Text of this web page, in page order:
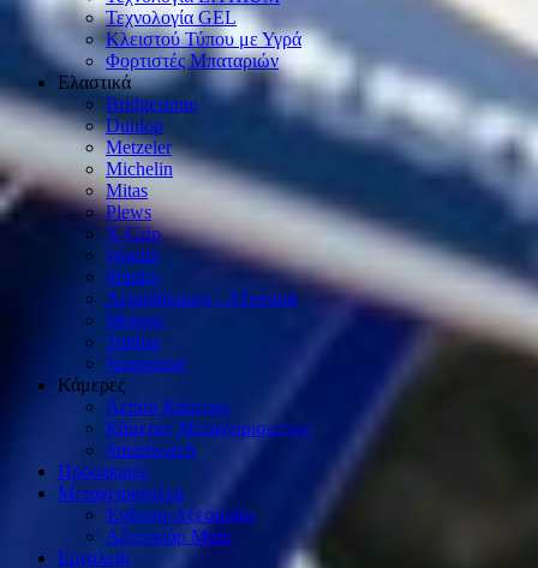
Τεχνολογία GEL
Κλειστού Τύπου με Υγρά
Φορτιστές Μπαταριών
Ελαστικά
Bridgestone
Dunlop
Metzeler
Michelin
Mitas
Plews
X-Grip
Wanda
Shinko
Αεροθάλαμοι - Αξεσουά
Mousse
Tubliss
Nomousse
Κάμερες
Action Κάμερες
Κάμερες Μεταχειρισμένες
Smartwatch
Προσφορές
Μεταχειρισμένα
Ένδυση-Αξεσουάρ
Αξεσουάρ Μοto
Εργαλεία